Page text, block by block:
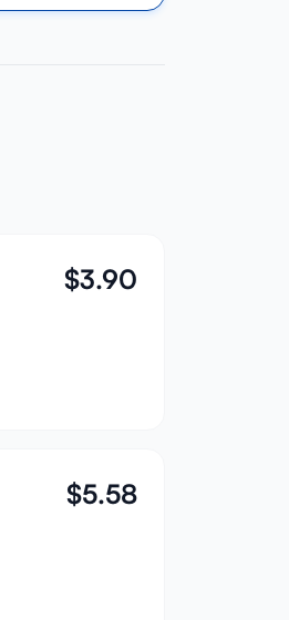
$3.90
$5.58